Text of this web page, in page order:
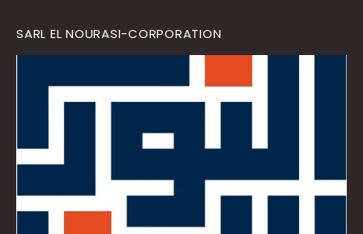
SARL EL NOURASI-CORPORATION